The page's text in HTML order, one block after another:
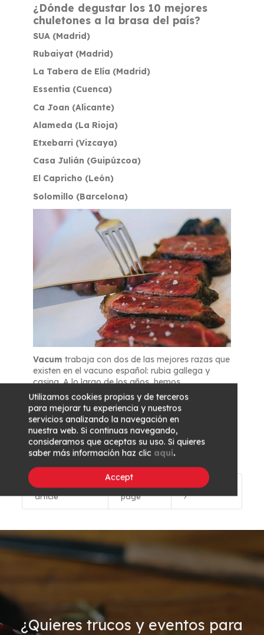
¿Dónde degustar los 10 mejores
chuletones a la brasa del país?
SUA (Madrid)
Rubaiyat (Madrid)
La Tabera de Elía (Madrid)
Essentia (Cuenca)
Ca Joan (Alicante)
Alameda (La Rioja)
Etxebarri (Vizcaya)
Casa Julián (Guipúzcoa)
El Capricho (León)
Solomillo (Barcelona)
Vacum trabaja con dos de las mejores razas que
existen en el vacuno español: rubia gallega y
casina. A lo largo de los años, hemos
desarrollado un sistema de maduración único
controlando muchos más factores que la
temperatura y la humedad para ofrecer un
producto de primera calidad. Más información
aquí.
article
Main
page
Next article
¿Quieres trucos y eventos para
Utilizamos cookies propias y de terceros
para mejorar tu experiencia y nuestros
servicios analizando la navegación en
nuestra web. Si continuas navegando,
consideramos que aceptas su uso. Si quieres
saber más información haz clic aquí.
Accept